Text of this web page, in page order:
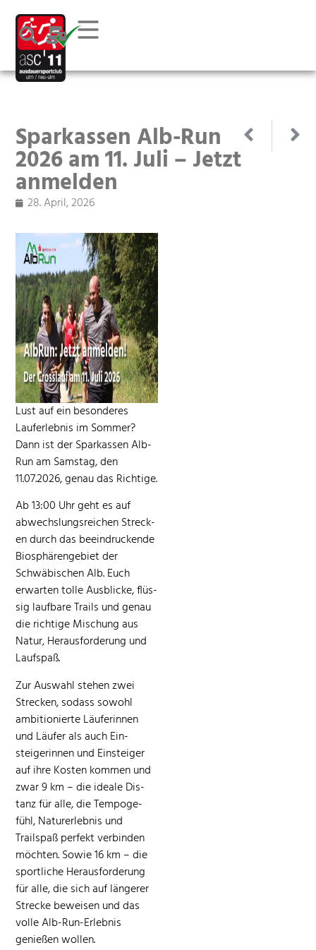
Sparkassen Alb-Run
2026 am 11. Juli – Jetzt
anmelden
28. April, 2026
Lust auf ein beson­deres
Laufer­leb­nis im Som­mer?
Dann ist der Sparkassen Alb-
Run am Sam­stag, den
11.07.2026, genau das Richtige.
Ab 13:00 Uhr geht es auf
abwech­slungsre­ichen Streck­
en durch das beein­druck­ende
Biosphärenge­bi­et der
Schwäbis­chen Alb. Euch
erwarten tolle Aus­blicke, flüs­
sig lauf­bare Trails und genau
die richtige Mis­chung aus
Natur, Her­aus­forderung und
Laufspaß.
Zur Auswahl ste­hen zwei
Streck­en, sodass sowohl
ambi­tion­ierte Läuferin­nen
und Läufer als auch Ein­
steigerin­nen und Ein­steiger
auf ihre Kosten kom­men und
zwar 9 km – die ide­ale Dis­
tanz für alle, die Tem­poge­
fühl, Natur­erleb­nis und
Trailspaß per­fekt verbinden
möcht­en. Sowie 16 km – die
sportliche Her­aus­forderung
für alle, die sich auf län­ger­er
Strecke beweisen und das
volle Alb-Run-Erleb­nis
genießen wollen.